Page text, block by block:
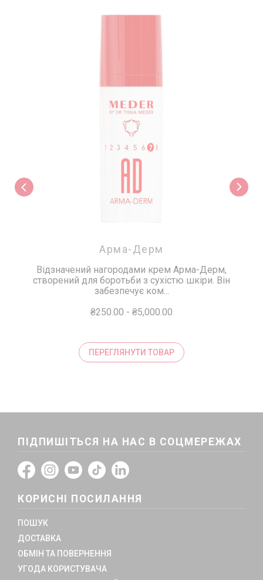
Арма-Дерм
Відзначений нагородами крем Арма-Дерм,
створений для боротьби з сухістю шкіри. Він
забезпечує ком...
₴250.00 - ₴5,000.00
ПЕРЕГЛЯНУТИ ТОВАР
ПІДПИШІТЬСЯ НА НАС В СОЦМЕРЕЖАХ
КОРИСНІ ПОСИЛАННЯ
ПОШУК
ДОСТАВКА
ОБМІН ТА ПОВЕРНЕННЯ
УГОДА КОРИСТУВАЧА